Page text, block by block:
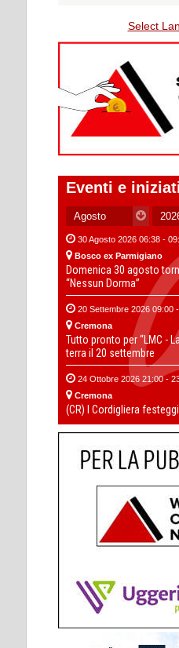
Select
Eventi e
30 Agosto 2026 06:38 -
Bosco ex Parmigiano
Domenica 30 agosto
“Nessun Dorma”
20 Settembre 2026 09:00
Cremona
Tutto pronto per “LMC -
terra il 20 settembre
24 Ottobre 2026 21:00 -
Cremona
(CR) I Cordigliera